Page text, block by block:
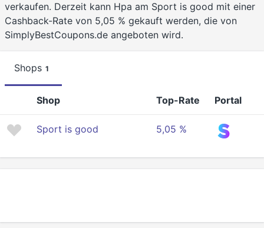
verkaufen. Derzeit kann Hpa am Sport is good mit einer
Cashback-Rate von 5,05 % gekauft werden, die von
SimplyBestCoupons.de angeboten wird.
Shops 1
Shop Top-Rate Portal
Sport is good 5,05 %